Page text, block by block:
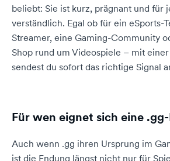
beliebt: Sie ist kurz, prägnant und für
verständlich. Egal ob für ein eSports-
Streamer, eine Gaming-Community
Shop rund um Videospiele – mit
sendest du sofort das richtige Signal
Für wen eignet sich eine
Auch wenn .gg ihren Ursprung im
ist die Endung längst nicht nur für